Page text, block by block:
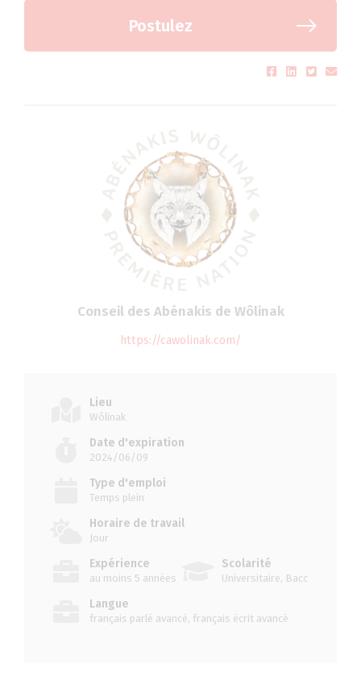
Postulez
Conseil des Abénakis de Wôlinak
https://cawolinak.com/
Lieu
Wôlinak
Date d'expiration
2024/06/09
Type d'emploi
Temps plein
Horaire de travail
Jour
Expérience
au moins 5 années
Scolarité
Universitaire, Bacc
Langue
français parlé avancé, français écrit avancé